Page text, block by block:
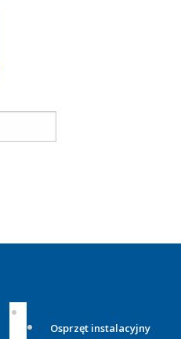
Osprzęt instalacyjny